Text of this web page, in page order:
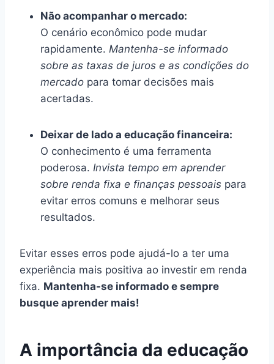
Não acompanhar o mercado:
O cenário econômico pode mudar
rapidamente. Mantenha-se informado
sobre as taxas de juros e as condições do
mercado para tomar decisões mais
acertadas.
Deixar de lado a educação financeira:
O conhecimento é uma ferramenta
poderosa. Invista tempo em aprender
sobre renda fixa e finanças pessoais para
evitar erros comuns e melhorar seus
resultados.
Evitar esses erros pode ajudá-lo a ter uma
experiência mais positiva ao investir em renda
fixa. Mantenha-se informado e sempre
busque aprender mais!
A importância da educação